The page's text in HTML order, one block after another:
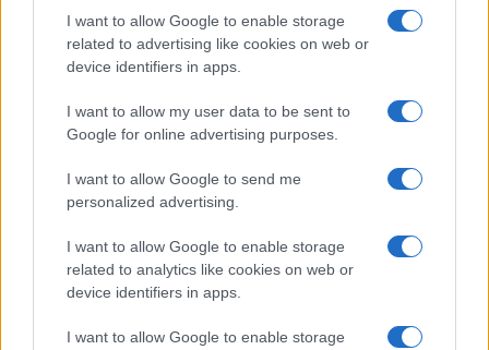
I want to allow Google to enable storage
related to advertising like cookies on web or
device identifiers in apps.
I want to allow my user data to be sent to
Google for online advertising purposes.
I want to allow Google to send me
personalized advertising.
I want to allow Google to enable storage
related to analytics like cookies on web or
device identifiers in apps.
I want to allow Google to enable storage
Olanda
Investeren 24